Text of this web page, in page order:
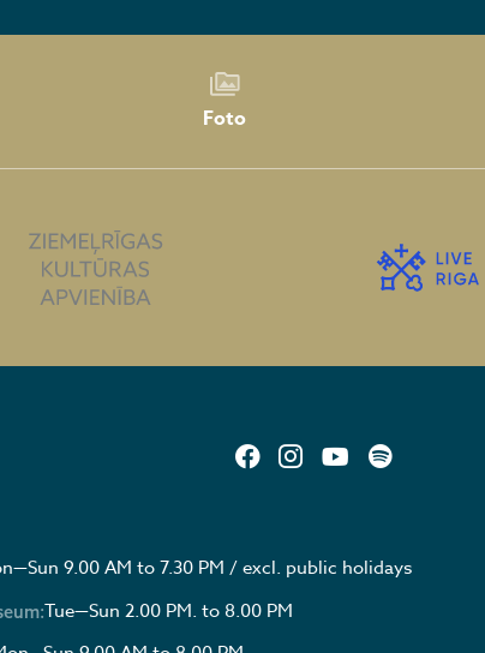
Foto
9.00 AM to 7.30 PM / excl. public holidays
Tue—Sun 2.00 PM. to 8.00 PM